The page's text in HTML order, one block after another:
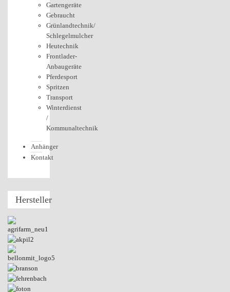
Gartengeräte
Gebraucht
Grünlandtechnik/
Schlegelmulcher
Heutechnik
Frontlader-
Anbaugeräte
Pferdesport
Spritzen
Transport
Winterdienst
/
Kommunaltechnik
Anhänger
Kontakt
Hersteller